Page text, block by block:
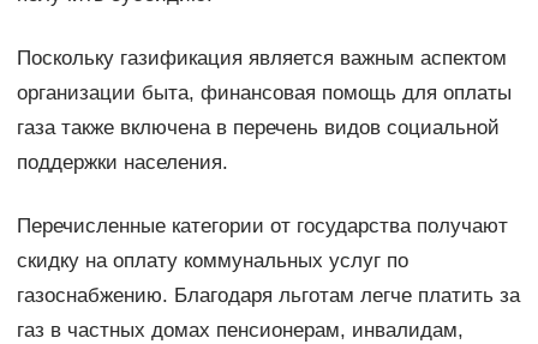
Поскольку газификация является важным аспектом
организации быта, финансовая помощь для оплаты
газа также включена в перечень видов социальной
поддержки населения.
Перечисленные категории от государства получают
скидку на оплату коммунальных услуг по
газоснабжению. Благодаря льготам легче платить за
газ в частных домах пенсионерам, инвалидам,